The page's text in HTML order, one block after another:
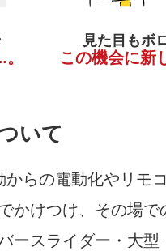
見た目もボ
この機会に新
いて
らの電動化やリモコ
かけつけ、その場で
スライダー・大型